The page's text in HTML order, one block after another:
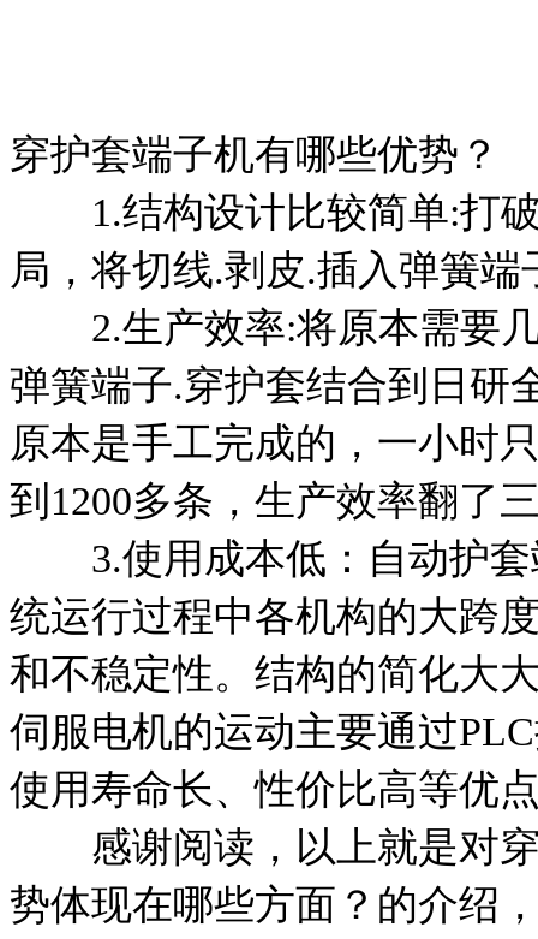
穿护套端子机有哪些优势？
1.结构设计比较简单:打破
局，将切线.剥皮.插入弹簧
2.生产效率:将原本需要几
弹簧端子.穿护套结合到日研
原本是手工完成的，一小时
到1200多条，生产效率翻了
3.使用成本低：自动护套
统运行过程中各机构的大跨
和不稳定性。结构的简化大
伺服电机的运动主要通过
使用寿命长、性价比高等优
感谢阅读，以上就是对穿
势体现在哪些方面？的介绍